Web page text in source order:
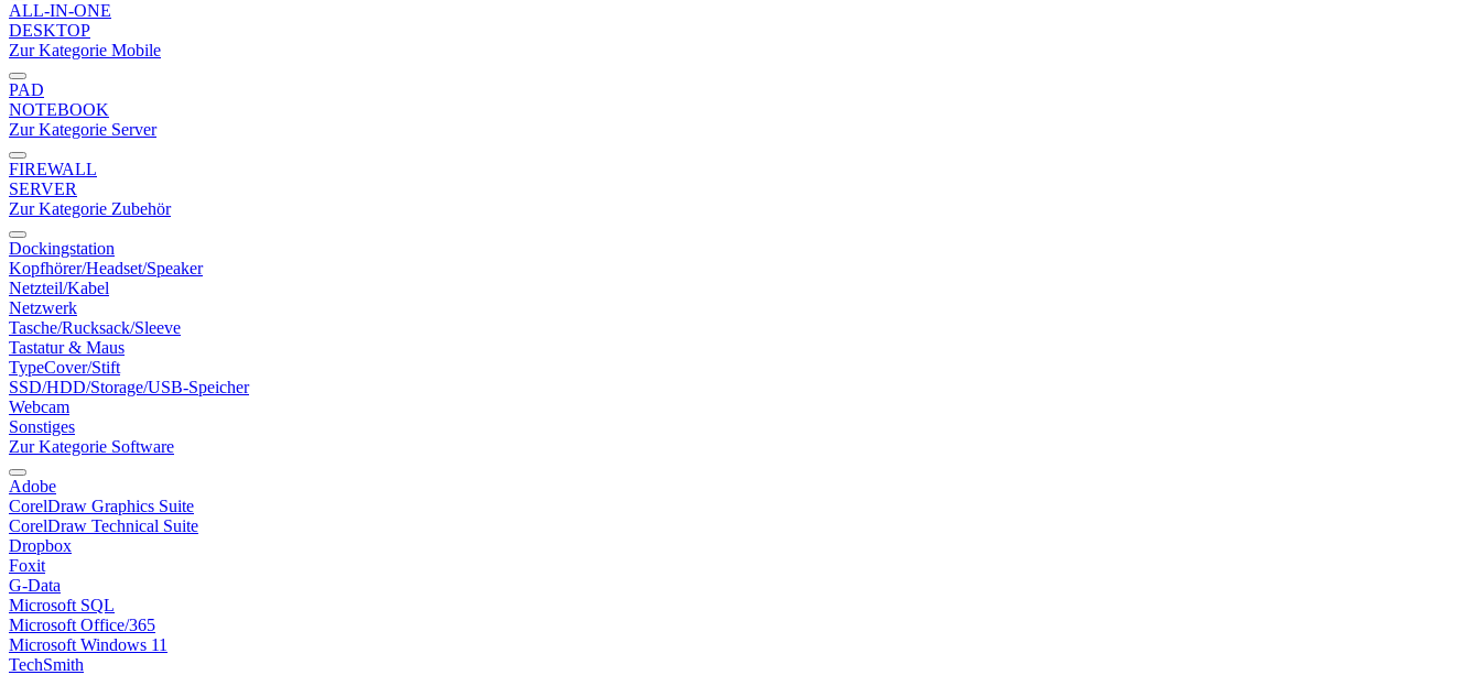
ALL-IN-ONE
DESKTOP
Zur Kategorie Mobile
PAD
NOTEBOOK
Zur Kategorie Server
FIREWALL
SERVER
Zur Kategorie Zubehör
Dockingstation
Kopfhörer/Headset/Speaker
Netzteil/Kabel
Netzwerk
Tasche/Rucksack/Sleeve
Tastatur & Maus
TypeCover/Stift
SSD/HDD/Storage/USB-Speicher
Webcam
Sonstiges
Zur Kategorie Software
Adobe
CorelDraw Graphics Suite
CorelDraw Technical Suite
Dropbox
Foxit
G-Data
Microsoft SQL
Microsoft Office/365
Microsoft Windows 11
TechSmith